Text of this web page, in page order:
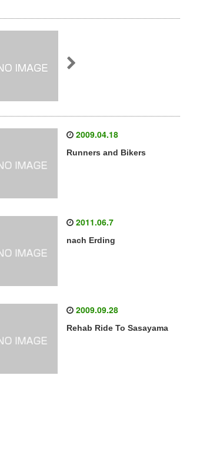
2009.04.18
Runners and Bikers
2011.06.7
nach Erding
2009.09.28
Rehab Ride To Sasayama